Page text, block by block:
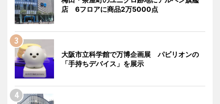
店 6フロアに商品2万5000点
大阪市立科学館で万博企画展 パビリオンの
「手持ちデバイス」を展示